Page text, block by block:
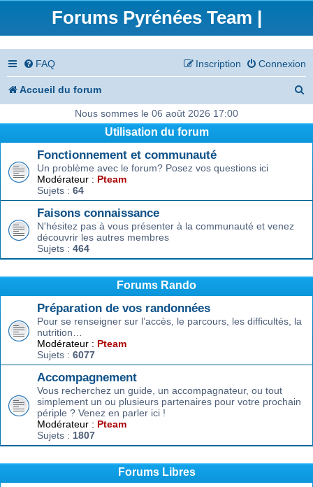
Forums Pyrénées Team |
FAQ Connexion
Inscription
Accueil du forum
e
Nous sommes le 06 août 2026 17:00
Utilisation du forum
Fonctionnement et communauté
Un problème avec le forum? Posez vos questions ici
Modérateur : Pteam
Sujets : 64
Faisons connaissance
N'hésitez pas à vous présenter à la communauté et venez
découvrir les autres membres
Sujets : 464
Forums Rando
Préparation de vos randonnées
Pour se renseigner sur l’accès, le parcours, les difficultés, la
nutrition…
Modérateur : Pteam
Sujets : 6077
Accompagnement
Vous recherchez un guide, un accompagnateur, ou tout
simplement un ou plusieurs partenaires pour votre prochain
périple ? Venez en parler ici !
Modérateur : Pteam
Sujets : 1807
Forums Libres